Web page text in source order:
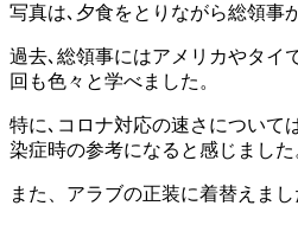
日
時
:
写真は､夕食をとりながら総領事
過去､総領事にはアメリカやタイ
回も色々と学べました。
特に､コロナ対応の速さについて
染症時の参考になると感じました
また、アラブの正装に着替えまし